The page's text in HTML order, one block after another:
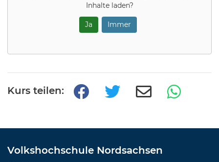
Inhalte laden?
Ja Immer
Kurs teilen:
Volkshochschule Nordsachsen